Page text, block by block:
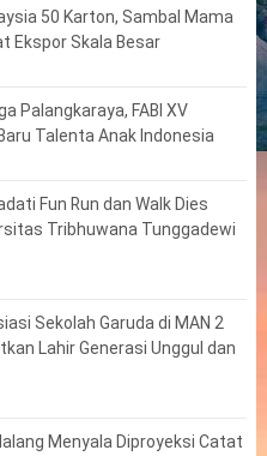
50 Karton, Sambal Mama
Ekspor Skala Besar
Palangkaraya, FABI XV
Talenta Anak Indonesia
Fun Run dan Walk Dies
Tribhuwana Tunggadewi
Sekolah Garuda di MAN 2
Lahir Generasi Unggul dan
Menyala Diproyeksi Catat